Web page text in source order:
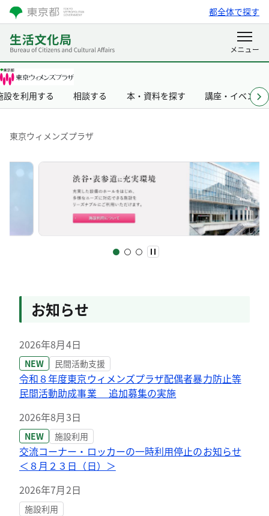
都全体で探す
設を利用する 相談する 本・資料を探す 講座・イベント
東京ウィメンズプラザ
お知らせ
2026年8月4日
NEW 民間活動支援
令和８年度東京ウィメンズプラザ配偶者暴力防止等
民間活動助成事業 追加募集の実施
2026年8月3日
NEW 施設利用
交流コーナー・ロッカーの一時利用停止のお知らせ
＜８月２３日（日）＞
2026年7月2日
施設利用